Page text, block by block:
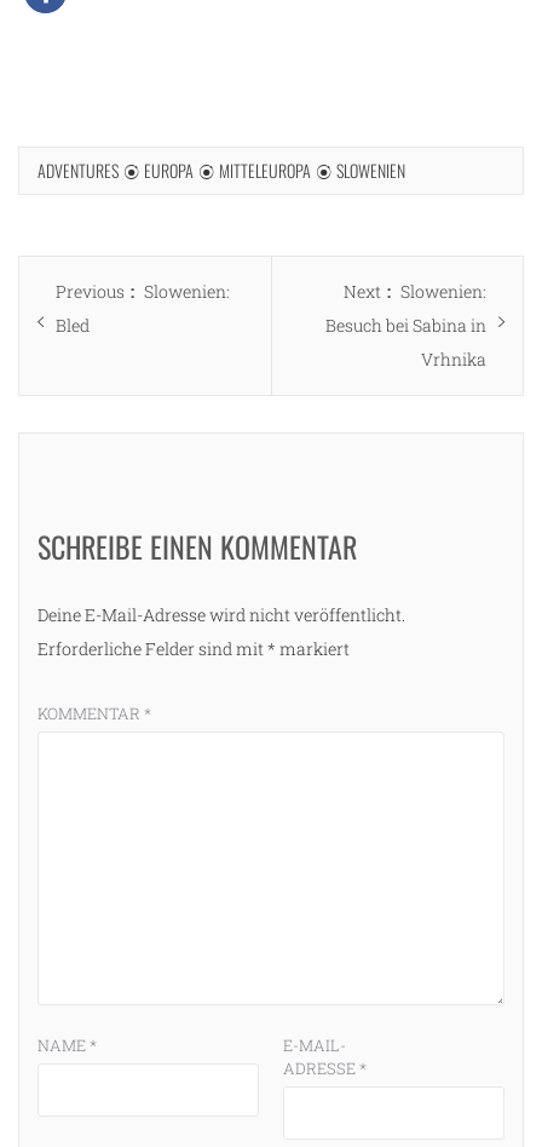
ADVENTURES EUROPA MITTELEUROPA SLOWENIEN
Beitragsnavigation
Previous
Previous
Slowenien:
Bled
Next
Next
post:
Slowenien:
Besuch bei Sabina in
Vrhnika
SCHREIBE EINEN KOMMENTAR
Deine E-Mail-Adresse wird nicht veröffentlicht.
Erforderliche Felder sind mit * markiert
KOMMENTAR *
NAME*
E-MAIL-
ADRESSE*